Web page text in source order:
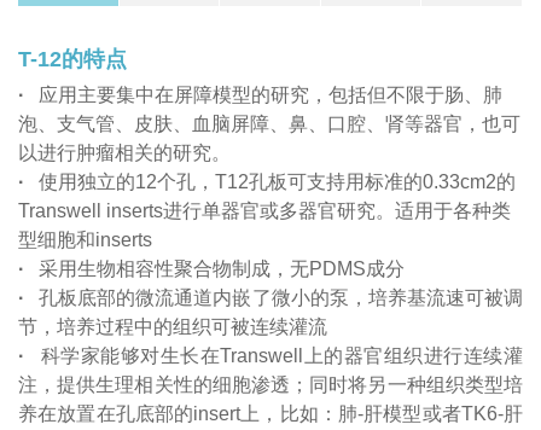
T-12的特点
· 应用主要集中在屏障模型的研究，包括但不限于肠、肺
泡、支气管、皮肤、血脑屏障、鼻、口腔、肾等器官，也可
以进行肿瘤相关的研究。
· 使用独立的12个孔，T12孔板可支持用标准的0.33cm2的
Transwell inserts进行单器官或多器官研究。适用于各种类
型细胞和inserts
· 采用生物相容性聚合物制成，无PDMS成分
·孔板底部的微流通道内嵌了微小的泵，培养基流速可被调
节，培养过程中的组织可被连续灌流
· 科学家能够对生长在Transwell上的器官组织进行连续灌
注，提供生理相关性的细胞渗透；同时将另一种组织类型培
养在放置在孔底部的insert上，比如：肺-肝模型或者TK6-肝